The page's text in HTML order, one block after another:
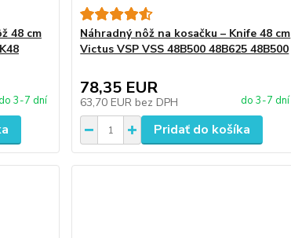
48 cm
3-7 dní
Náhradný nôž na kosačku – Knife 48 cm
Victus VSP VSS 48B500 48B625 48B500
78,35 EUR
63,70 EUR bez DPH do 3-7 dní
Pridať do košíka